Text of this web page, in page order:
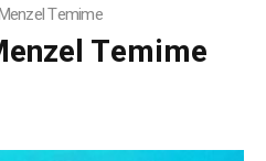
Temime
Temime